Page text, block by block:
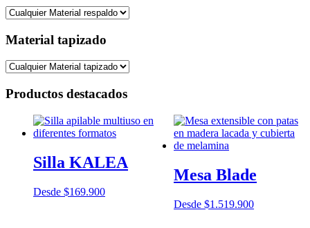
Material tapizado
Productos destacados
Silla KALEA
Desde $169.900
Mesa Blade
Desde$1.519.900